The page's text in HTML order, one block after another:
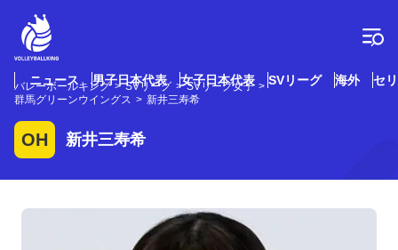
ニュース 男子日本代表 女子日本代表 SVリーグ 海外 セ
バレーボールキング SVリーグ
SVリーグ女子
群馬グリーンウイングス
新井三寿希
OH 新井三寿希